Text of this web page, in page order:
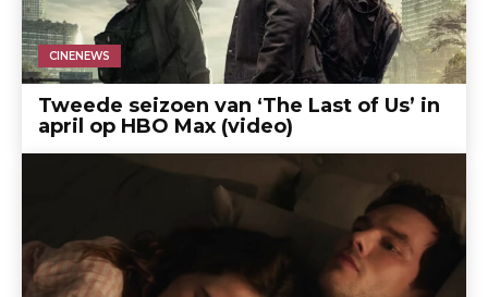
CINENEWS
Tweede seizoen van ‘The Last of Us’ in
april op HBO Max (video)